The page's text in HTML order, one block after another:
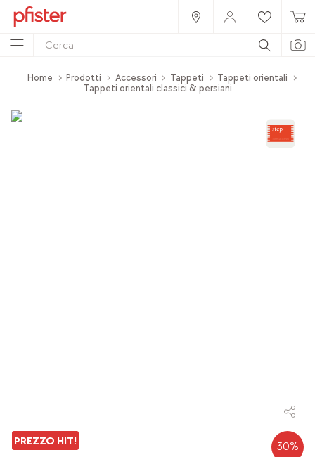
Home Prodotti Accessori Tappeti
Tappeti orientali
Tappeti orientali classici & persiani
PREZZO HIT! 30%